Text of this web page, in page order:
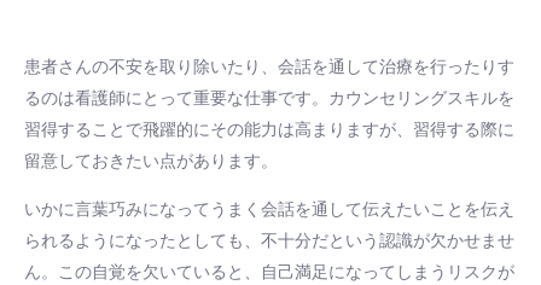
患者さんの不安を取り除いたり、会話を通して治療を行ったりす
るのは看護師にとって重要な仕事です。カウンセリングスキルを
習得することで飛躍的にその能力は高まりますが、習得する際に
留意しておきたい点があります。
いかに言葉巧みになってうまく会話を通して伝えたいことを伝え
られるようになったとしても、不十分だという認識が欠かせませ
ん。この自覚を欠いていると、自己満足になってしまうリスクが